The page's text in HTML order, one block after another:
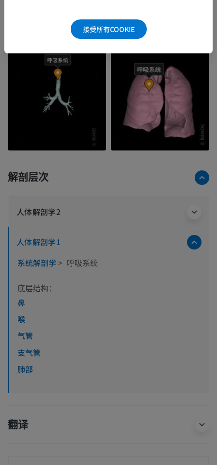
解剖层次
人体解剖学2
人体解剖学1
系统解剖学 > 呼吸系统
底层结构：
鼻
喉
气管
支气管
肺部
翻译
接受所有COOKIE